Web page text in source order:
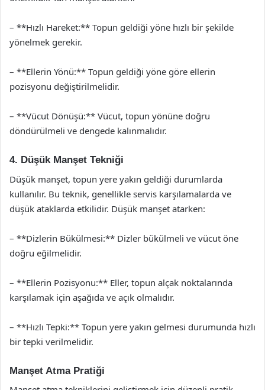
– **Hızlı Hareket:** Topun geldiği yöne hızlı bir şekilde
yönelmek gerekir.
– **Ellerin Yönü:** Topun geldiği yöne göre ellerin
pozisyonu değiştirilmelidir.
– **Vücut Dönüşü:** Vücut, topun yönüne doğru
döndürülmeli ve dengede kalınmalıdır.
4. Düşük Manşet Tekniği
Düşük manşet, topun yere yakın geldiği durumlarda
kullanılır. Bu teknik, genellikle servis karşılamalarda ve
düşük ataklarda etkilidir. Düşük manşet atarken:
– **Dizlerin Bükülmesi:** Dizler bükülmeli ve vücut öne
doğru eğilmelidir.
– **Ellerin Pozisyonu:** Eller, topun alçak noktalarında
karşılamak için aşağıda ve açık olmalıdır.
– **Hızlı Tepki:** Topun yere yakın gelmesi durumunda hızlı
bir tepki verilmelidir.
Manşet Atma Pratiği